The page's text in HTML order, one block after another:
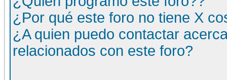
¿Por qué este foro no tiene X
¿A quien puedo contactar
relacionados con este foro?